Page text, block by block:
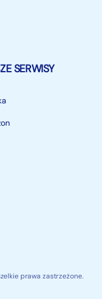
SERWISY
prawa zastrzeżone.